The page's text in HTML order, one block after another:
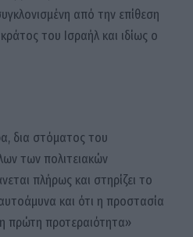
από την επίθεση
του Ισραήλ και ιδίως ο
δια στόματος του
των πολιτειακών
πλήρως και στηρίζει το
και ότι η προστασία
πρώτη προτεραιότητα»